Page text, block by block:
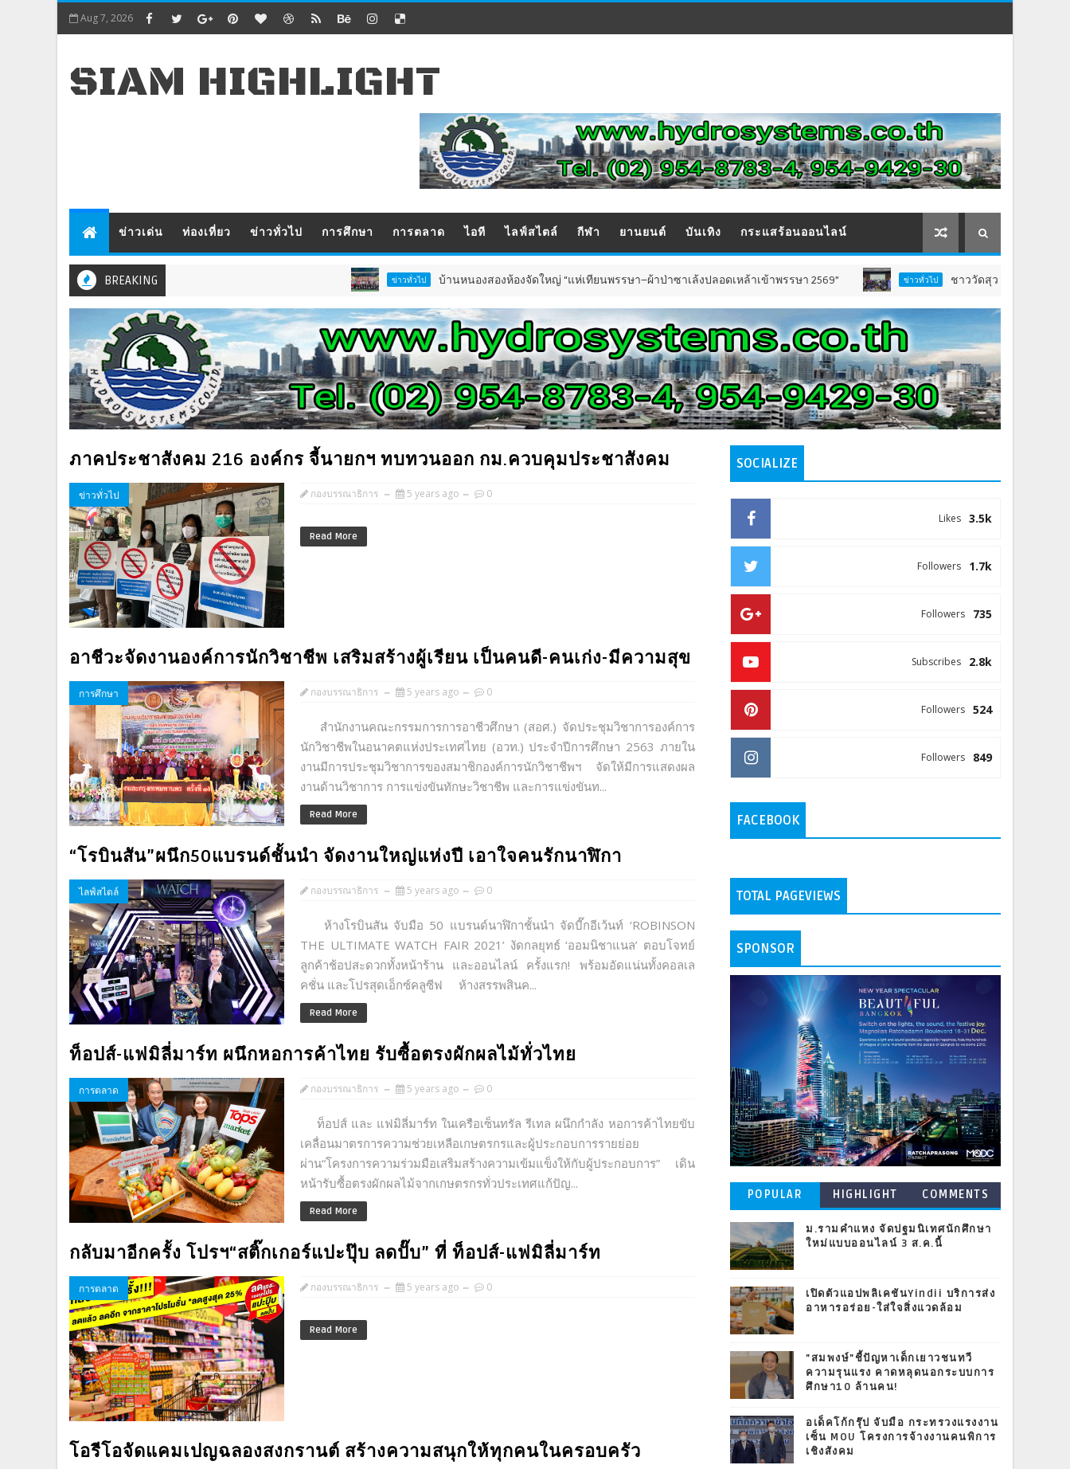
Aug 7, 2026
SIAM HIGHLIGHT
ข่าวเด่น ท่องเที่ยว ข่าวทั่วไป การศึกษา การตลาด ไอที ไลฟ์สไตล์ กีฬา ยานยนต์ บันเทิง กระแสร้อนออนไลน์
BREAKING ข่าวทั่วไป บ้านหนองสองห้องจัดใหญ่ “แห่เทียนพรรษา–ผ้าป่าซาเล้งปลอดเหล้าเข้าพรรษา 2569” ข่าวทั่วไป ชาววัดสุวรรณ ชลบุรี เปิดตัว “ธร
ภาคประชาสังคม 216 องค์กร จี้นายกฯ ทบทวนออก กม.ควบคุมประชาสังคม
ข่าวทั่วไป กองบรรณาธิการ 5 years ago 0
Read More
อาชีวะจัดงานองค์การนักวิชาชีพ เสริมสร้างผู้เรียน เป็นคนดี-คนเก่ง-มีความสุข
การศึกษา กองบรรณาธิการ 5 years ago 0
สำนักงานคณะกรรมการการอาชีวศึกษา (สอศ.) จัดประชุมวิชาการองค์การ
นักวิชาชีพในอนาคตแห่งประเทศไทย (อวท.) ประจำปีการศึกษา 2563 ภายใน
งานมีการประชุมวิชาการของสมาชิกองค์การนักวิชาชีพฯ จัดให้มีการแสดงผล
งานด้านวิชาการ การแข่งขันทักษะวิชาชีพ และการแข่งขันท...
Read More
“โรบินสัน”ผนึก50แบรนด์ชั้นนำ จัดงานใหญ่แห่งปี เอาใจคนรักนาฬิกา
ไลฟ์สไตล์ กองบรรณาธิการ 5 years ago 0
ห้างโรบินสัน จับมือ 50 แบรนด์นาฬิกาชั้นนำ จัดบี๊กอีเว้นท์ ‘ROBINSON
THE ULTIMATE WATCH FAIR 2021’ งัดกลยุทธ์ ‘ออมนิชาแนล’ ตอบโจทย์
ลูกค้าช้อปสะดวกทั้งหน้าร้าน และออนไลน์ ครั้งแรก! พร้อมอัดแน่นทั้งคอลเล
คชั่น และโปรสุดเอ็กซ์คลูซีฟ ห้างสรรพสินค...
Read More
ท็อปส์-แฟมิลี่มาร์ท ผนึกหอการค้าไทย รับซื้อตรงผักผลไม้ทั่วไทย
การตลาด กองบรรณาธิการ 5 years ago 0
ท็อปส์ และ แฟมิลี่มาร์ท ในเครือเซ็นทรัล รีเทล ผนึกกำลัง หอการค้าไทยขับ
เคลื่อนมาตรการความช่วยเหลือเกษตรกรและผู้ประกอบการรายย่อย
ผ่าน“โครงการความร่วมมือเสริมสร้างความเข้มแข็งให้กับผู้ประกอบการ” เดิน
หน้ารับซื้อตรงผักผลไม้จากเกษตรกรทั่วประเทศแก้ปัญ...
Read More
กลับมาอีกครั้ง โปรฯ“สติ๊กเกอร์แปะปุ๊บ ลดปั๊บ” ที่ ท็อปส์-แฟมิลี่มาร์ท
การตลาด กองบรรณาธิการ 5 years ago 0
Read More
โอรีโอจัดแคมเปญฉลองสงกรานต์ สร้างความสนุกให้ทุกคนในครอบครัว
SOCIALIZE
3.5k
Likes
1.7k
Followers
735
Followers
2.8k
Subscribes
524
Followers
849
Followers
FACEBOOK
TOTAL PAGEVIEWS
SPONSOR
POPULAR
POSTS
HIGHLIGHT COMMENTS
ม.รามคำแหง จัดปฐมนิเทศนักศึกษา
ใหม่แบบออนไลน์ 3 ส.ค.นี้
เปิดตัวแอปพลิเคชันYindii บริการส่ง
อาหารอร่อย-ใส่ใจสิ่งแวดล้อม
"สมพงษ์"ชี้ปัญหาเด็กเยาวชนทวี
ความรุนแรง คาดหลุดนอกระบบการ
ศึกษา10 ล้านคน!
อเด็คโก้กรุ๊ป จับมือ กระทรวงแรงงาน
เซ็น MOU โครงการจ้างงานคนพิการ
เชิงสังคม